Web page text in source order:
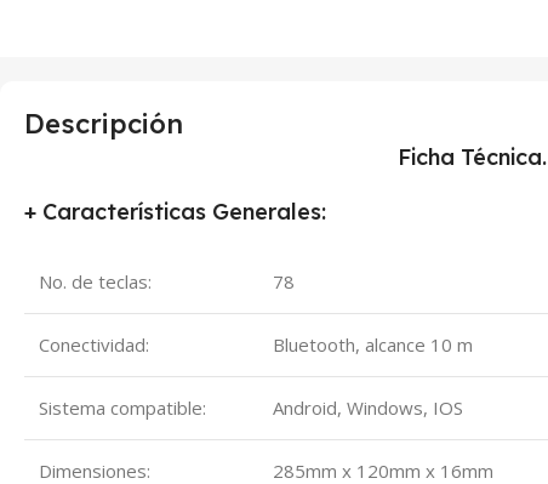
Descripción
Ficha Técnica.
+ Características Generales:
No. de teclas: 78
Conectividad: Bluetooth, alcance 10 m
Sistema compatible: Android, Windows, IOS
Dimensiones: 285mm x 120mm x 16mm